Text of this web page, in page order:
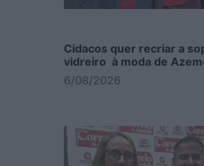
Cidacos quer recriar a
vidreiro à moda de
6/08/2026